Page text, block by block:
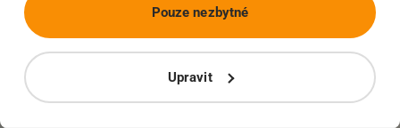
Upravit
Pouze nezbytné